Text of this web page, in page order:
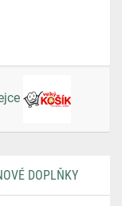
DOPLŇKY